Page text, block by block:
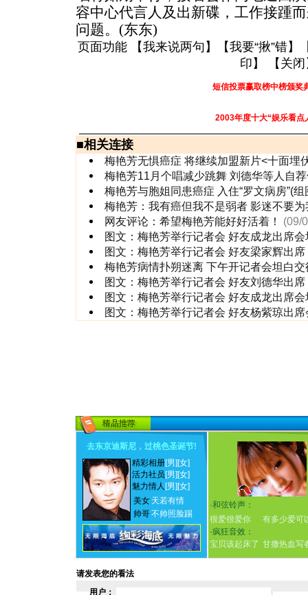
容中心代言人及出新碟，工作接踵
问题。(东东)
页面功能 【我来说两句 】【我要“揪”错】
印 】 【 关闭
短信投票赢取榜中榜颁奖
2003年度十大“娱乐看点
■相关连接
梅艳芳无惧癌症 将继续加盟新片<十面埋
梅艳芳11月个唱减少跳舞 刘德华等人自
梅艳芳与胞姐同患癌症 入住“罗文病房”(组
梅艳芳：我有癌但我不是弱者 影迷不要
网友评论：希望梅艳芳能好好活着！
(09/
图文：梅艳芳举行记者会 好友成龙出席会
图文：梅艳芳举行记者会 好友梁家辉出席
梅艳芳病情扑朔迷离 下午开记者会坦白交
图文：梅艳芳举行记者会 好友刘德华出席
图文：梅艳芳举行记者会 好友成龙出席会
图文：梅艳芳举行记者会 好友杨紫琼出席
去东京迪斯尼，过桃色圣诞节!
精彩相册[男] [女]
活力社员 [男] [女]
魅力情人 [男] [女]
美女 天若有情
帅哥不帅照脸踢
·和弦铃声：
很爱很爱你
有多少爱可
·疯狂音效：
宝贝该起床了 甘撒热血写
请发表您的看法
用户：